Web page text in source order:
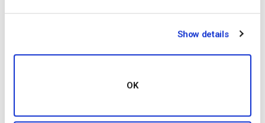
Show details
OK
posting e assicuratevi che il contenuto sia adatto alla